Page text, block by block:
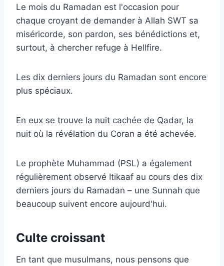
Le mois du Ramadan est l'occasion pour
chaque croyant de demander à Allah SWT sa
miséricorde, son pardon, ses bénédictions et,
surtout, à chercher refuge à Hellfire.
Les dix derniers jours du Ramadan sont encore
plus spéciaux.
En eux se trouve la nuit cachée de Qadar, la
nuit où la révélation du Coran a été achevée.
Le prophète Muhammad (PSL) a également
régulièrement observé Itikaaf au cours des dix
derniers jours du Ramadan – une Sunnah que
beaucoup suivent encore aujourd'hui.
Culte croissant
En tant que musulmans, nous pensons que